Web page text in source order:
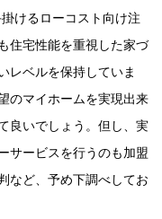
けるローコスト向け注
住宅性能を重視した家づ
レベルを保持していま
のマイホームを実現出来
良いでしょう。但し、実
サービスを行うのも加盟
など、予め下調べしてお